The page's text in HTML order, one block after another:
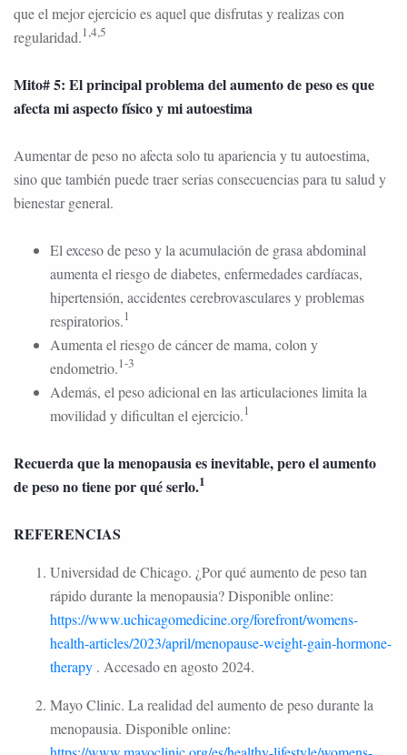
que el mejor ejercicio es aquel que disfrutas y realizas con
regularidad.1,4,5
Mito# 5: El principal problema del aumento de peso es que
afecta mi aspecto físico y mi autoestima
Aumentar de peso no afecta solo tu apariencia y tu autoestima,
sino que también puede traer serias consecuencias para tu salud y
bienestar general.
El exceso de peso y la acumulación de grasa abdominal
aumenta el riesgo de diabetes, enfermedades cardíacas,
hipertensión, accidentes cerebrovasculares y problemas
respiratorios.1
Aumenta el riesgo de cáncer de mama, colon y
endometrio.1-3
Además, el peso adicional en las articulaciones limita la
movilidad y dificultan el ejercicio.1
Recuerda que la menopausia es inevitable, pero el aumento
de peso no tiene por qué serlo.1
REFERENCIAS
Universidad de Chicago. ¿Por qué aumento de peso tan
rápido durante la menopausia? Disponible online:
https://www.uchicagomedicine.org/forefront/womens-
health-articles/2023/april/menopause-weight-gain-hormone-
therapy . Accesado en agosto 2024.
Mayo Clinic. La realidad del aumento de peso durante la
menopausia. Disponible online: